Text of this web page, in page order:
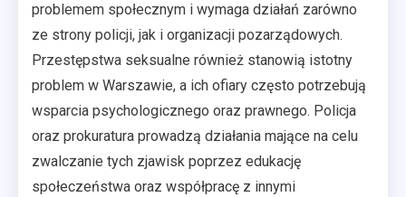
problemem społecznym i wymaga działań zarówno
ze strony policji, jak i organizacji pozarządowych.
Przestępstwa seksualne również stanowią istotny
problem w Warszawie, a ich ofiary często potrzebują
wsparcia psychologicznego oraz prawnego. Policja
oraz prokuratura prowadzą działania mające na celu
zwalczanie tych zjawisk poprzez edukację
społeczeństwa oraz współpracę z innymi